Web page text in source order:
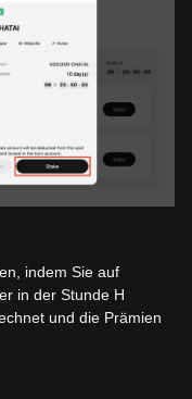
indem Sie auf
in der Stunde H
und die Prämien